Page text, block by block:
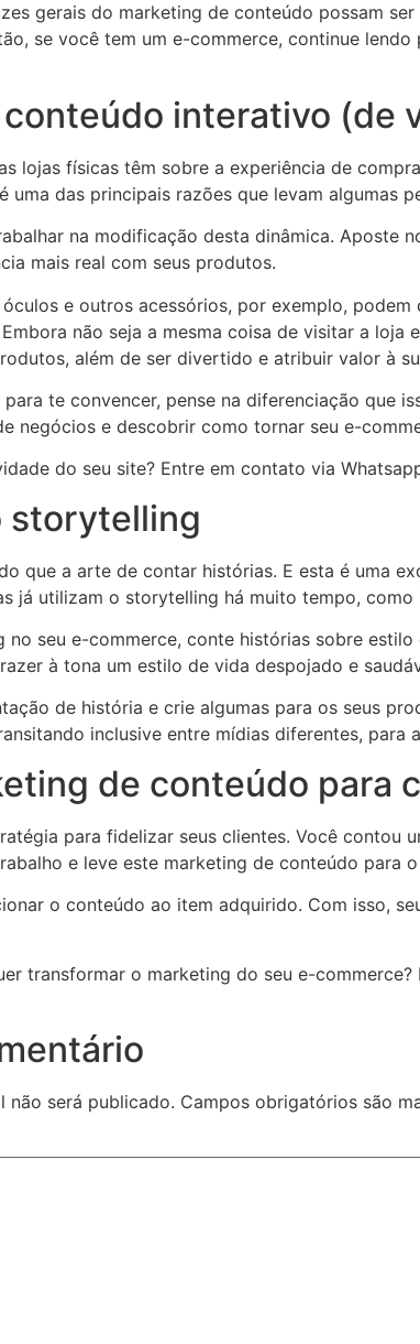
gerais do marketing de conteúdo possam
se você tem um e-commerce, continue
conteúdo interativo (de
lojas físicas têm sobre a experiência de
uma das principais razões que levam algumas
na modificação desta dinâmica. Aposte
mais real com seus produtos.
e outros acessórios, por exemplo,
não seja a mesma coisa de visitar a
além de ser divertido e atribuir valor à
te convencer, pense na diferenciação que
negócios e descobrir como tornar seu e-
do seu site? Entre em contato via
storytelling
que a arte de contar histórias. E esta é uma
já utilizam o storytelling há muito tempo, como
no seu e-commerce, conte histórias sobre
à tona um estilo de vida despojado e
de história e crie algumas para os seus
inclusive entre mídias diferentes,
de conteúdo para
para fidelizar seus clientes. Você
e leve este marketing de conteúdo
o conteúdo ao item adquirido. Com isso,
transformar o marketing do seu e-
não será publicado. Campos obrigatórios são